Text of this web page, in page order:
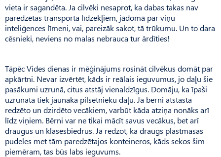
vieta ir sagandēta. Ja cilvēki nesaprot, ka dabas takas nav
paredzētas transporta līdzekļiem, jādomā par viņu
inteliģences līmeni, vai, pareizāk sakot, tā trūkumu. Un to dara
cēsnieki, neviens no malas nebrauca tur ārdīties!
Tāpēc Vides dienas ir mēģinājums rosināt cilvēkus domāt par
apkārtni. Nevar izvērtēt, kāds ir reālais ieguvumus, jo daļu šie
pasākumi uzrunā, citus atstāj vienaldzīgus. Domāju, ka īpaši
uzrunāta tiek jaunākā pilsētnieku daļu. Ja bērni atstāsta
redzēto un dzirdēto vecākiem, varbūt kāda atziņa nonāks arī
līdz viņiem. Bērni var ne tikai mācīt savus vecākus, bet arī
draugus un klasesbiedrus. Ja redzot, ka draugs plastmasas
pudeles met tām paredzētajos konteineros, kāds sekos šim
piemēram, tas būs labs ieguvums.